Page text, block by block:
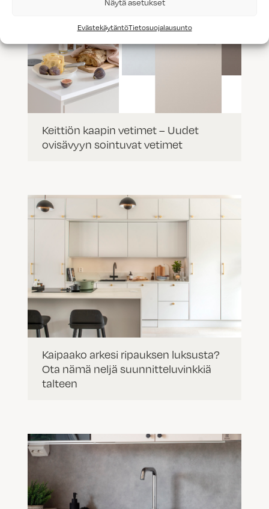
Näytä asetukset
EvästekäytäntöTietosuojalausunto
Keittiön kaapin vetimet – Uudet
ovisävyyn sointuvat vetimet
Kaipaako arkesi ripauksen luksusta?
Ota nämä neljä suunnitteluvinkkiä
talteen